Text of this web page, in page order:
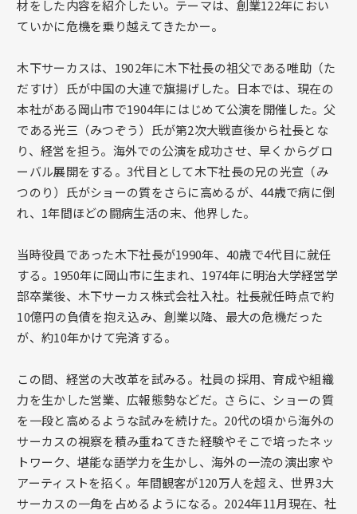
材をした内容を紹介したい。テーマは、創業122年におい
ていかに危機を乗り越えてきたかー。
木下サーカスは、1902年に木下社長の祖父である唯助（た
だすけ）氏が中国の大連で旗揚げした。日本では、現在の
本社がある岡山市で1904年にはじめて公演を開催した。父
である光三（みつぞう）氏が第2次大戦直後から社長とな
り、経営を担う。海外での公演を成功させ、早くからグロ
ーバル展開をする。3代目として木下社長の兄の光宣（み
つのり）氏がショーの質をさらに高めるが、44歳で病に倒
れ、1年間ほどの闘病生活の末、他界した。
当時役員であった木下社長が1990年、40歳で4代目に就任
する。1950年に岡山市に生まれ、1974年に明治大学経営学
部卒業後、木下サーカス株式会社入社。社長就任時点で約
10億円の負債を抱え込み、創業以降、最大の危機だった
が、約10年かけて完済する。
この間、経営の大改革を試みる。社員の採用、育成や組織
力を生かした営業、広報態勢などだ。さらに、ショーの質
を一段と高めるような試みを続けた。20代の頃から海外の
サーカスの視察を積み重ねてきた経験やそこで培ったネッ
トワーク、堪能な語学力を生かし、海外の一流の演出家や
アーティストを招く。年間観客が120万人を超え、世界3大
サーカスの一角を占めるようになる。2024年11月現在、社